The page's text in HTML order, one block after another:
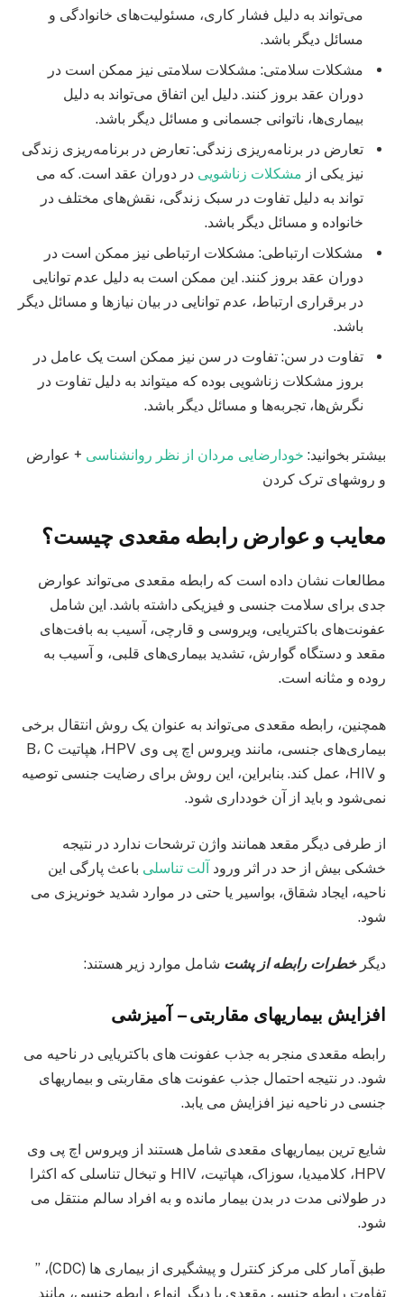
می‌تواند به دلیل فشار کاری، مسئولیت‌های خانوادگی و
مسائل دیگر باشد.
مشکلات سلامتی: مشکلات سلامتی نیز ممکن است در
دوران عقد بروز کنند. دلیل این اتفاق می‌تواند به دلیل
بیماری‌ها، ناتوانی جسمانی و مسائل دیگر باشد.
تعارض در برنامه‌ریزی زندگی: تعارض در برنامه‌ریزی زندگی
نیز یکی از مشکلات زناشویی در دوران عقد است. که می
تواند به دلیل تفاوت در سبک زندگی، نقش‌های مختلف در
خانواده و مسائل دیگر باشد.
مشکلات ارتباطی: مشکلات ارتباطی نیز ممکن است در
دوران عقد بروز کنند. این ممکن است به دلیل عدم توانایی
در برقراری ارتباط، عدم توانایی در بیان نیازها و مسائل دیگر
باشد.
تفاوت در سن: تفاوت در سن نیز ممکن است یک عامل در
بروز مشکلات زناشویی بوده که میتواند به دلیل تفاوت در
نگرش‌ها، تجربه‌ها و مسائل دیگر باشد.
بیشتر بخوانید: خودارضایی مردان از نظر روانشناسی + عوارض
و روشهای ترک کردن
معایب و عوارض رابطه مقعدی چیست؟
مطالعات نشان داده است که رابطه مقعدی می‌تواند عوارض
جدی برای سلامت جنسی و فیزیکی داشته باشد. این شامل
عفونت‌های باکتریایی، ویروسی و قارچی، آسیب به بافت‌های
مقعد و دستگاه گوارش، تشدید بیماری‌های قلبی، و آسیب به
روده و مثانه است.
همچنین، رابطه مقعدی می‌تواند به عنوان یک روش انتقال برخی
بیماری‌های جنسی، مانند ویروس اچ پی وی HPV، هپاتیت B، C
و HIV، عمل کند. بنابراین، این روش برای رضایت جنسی توصیه
نمی‌شود و باید از آن خودداری شود.
از طرفی دیگر مقعد همانند واژن ترشحات ندارد در نتیجه
خشکی بیش از حد در اثر ورود آلت تناسلی باعث پارگی این
ناحیه، ایجاد شقاق، بواسیر یا حتی در موارد شدید خونریزی می
شود.
دیگرخطرات رابطه از پشت شامل موارد زیر هستند:
افزایش بیماریهای مقاربتی – آمیزشی
رابطه مقعدی منجر به جذب عفونت های باکتریایی در ناحیه می
شود. در نتیجه احتمال جذب عفونت های مقاربتی و بیماریهای
جنسی در ناحیه نیز افزایش می یابد.
شایع ترین بیماریهای مقعدی شامل هستند از ویروس اچ پی وی
HPV، کلامیدیا، سوزاک، هپاتیت، HIV و تبخال تناسلی که اکثرا
در طولانی مدت در بدن بیمار مانده و به افراد سالم منتقل می
شود.
طبق آمار کلی مرکز کنترل و پیشگیری از بیماری ها (CDC)، ”
تفاوت رابطه جنسی مقعدی با دیگر انواع رابطه جنسی، مانند